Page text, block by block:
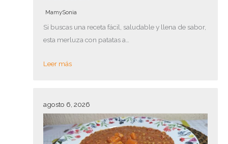
MamySonia
Si buscas una receta fácil, saludable y llena de sabor,
esta merluza con patatas a…
Leer más
agosto 6, 2026